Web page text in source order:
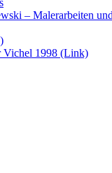
– Malerarbeiten
Vichel 1998 (Link)